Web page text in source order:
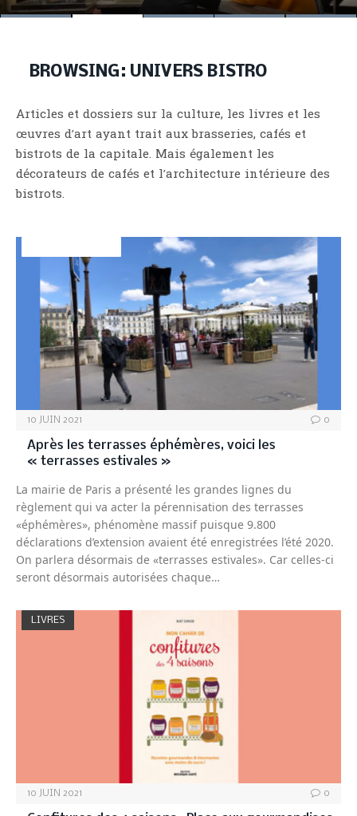
BROWSING: UNIVERS BISTRO
Articles et dossiers sur la culture, les livres et les
œuvres d’art ayant trait aux brasseries, cafés et
bistrots de la capitale. Mais également les
décorateurs de cafés et l’architecture intérieure des
bistrots.
10 JUIN 2021 0
Après les terrasses éphémères, voici les
« terrasses estivales »
La mairie de Paris a présenté les grandes lignes du
règlement qui va acter la pérennisation des terrasses
«éphémères», phénomène massif puisque 9.800
déclarations d’extension avaient été enregistrées l’été 2020.
On parlera désormais de «terrasses estivales». Car celles-ci
seront désormais autorisées chaque…
LIVRES
10 JUIN 2021 0